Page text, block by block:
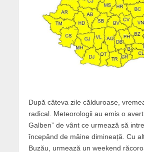
După câteva zile călduroase,
radical. Meteorologii au emis o
Galben” de vânt ce urmează să
începând de mâine dimineață. Cu
Buzău, urmează un weekend